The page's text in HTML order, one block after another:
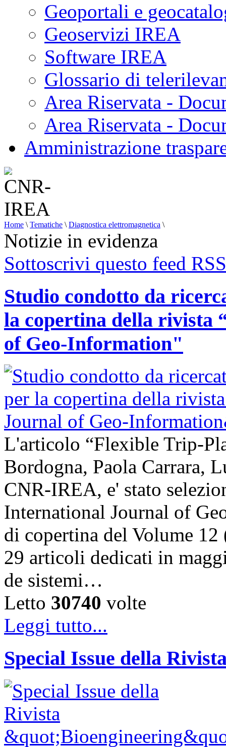
Geoportali e
Geoservizi IREA
Software IREA
Glossario di
Area Riservata -
Area Riservata -
Amministrazione
Home \ Tematiche \ Diagnostica elettromagnetica \
Notizie in evidenza
Sottoscrivi questo feed RSS
Studio condotto da
la copertina della rivista
of Geo-Information"
L'articolo “Flexible Trip-
Bordogna, Paola Carrara,
CNR-IREA, e' stato
International Journal of
di copertina del Volume
29 articoli dedicati in
de sistemi…
Letto 30740 volte
Leggi tutto...
Special Issue della